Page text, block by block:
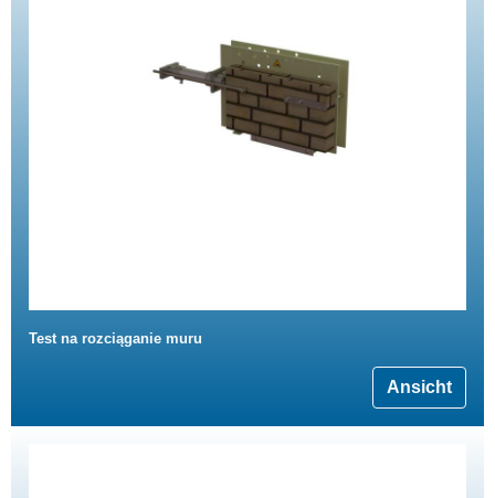
Test na rozciąganie muru
Ansicht